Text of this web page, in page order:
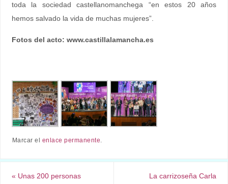
toda la sociedad castellanomanchega “en estos 20 años
hemos salvado la vida de muchas mujeres”.
Fotos del acto: www.castillalamancha.es
Marcar el enlace permanente.
« Unas 200 personas
La carrizoseña Carla